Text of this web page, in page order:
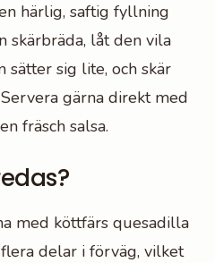
härlig, saftig fyllning
skärbräda, låt den vila
sätter sig lite, och skär
gärna direkt med
fräsch salsa.
med köttfärs quesadilla
delar i förväg, vilket